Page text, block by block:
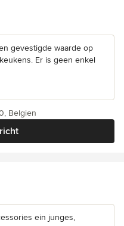
gevestigde waarde op
Er is geen enkel
Belgien
ein junges,